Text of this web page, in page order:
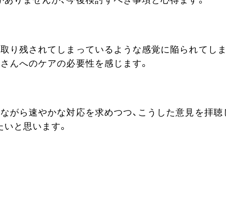
り残されてしまっているような感覚に陥られてし
んへのケアの必要性を感じます。
がら速やかな対応を求めつつ、こうした意見を拝聴
と思います。